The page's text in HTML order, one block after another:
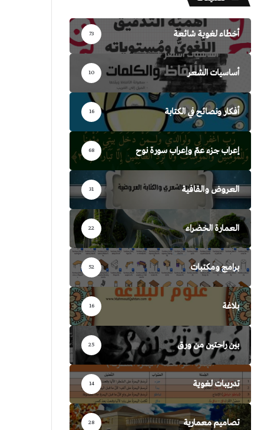
أخطاء لغوية شائعة 73
أساسيات الشعر 10
أفكار ونصائح في الكتابة 16
إعراب جزء عمّ وإعراب سورة نوح 68
العروض والقافية 31
العمارة الخضراء 22
برامج ومكتبات 52
بلاغة 16
بين راحتين من ورق 25
تدريبات لغوية 14
تصاميم معمارية 28